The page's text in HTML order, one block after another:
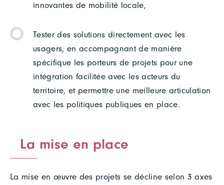
innovantes de mobilité locale,
Tester des solutions directement avec les
usagers, en accompagnant de manière
spécifique les porteurs de projets pour une
intégration facilitée avec les acteurs du
territoire, et permettre une meilleure articulation
avec les politiques publiques en place.
La mise en place
La mise en œuvre des projets se décline selon 3 axes